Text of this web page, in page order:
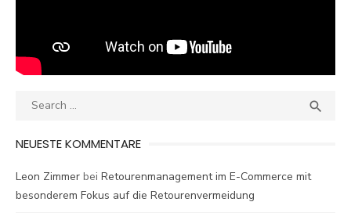
Search

NEUESTE KOMMENTARE
Leon Zimmer bei Retourenmanagement im E-Commerce mit
besonderem Fokus auf die Retourenvermeidung